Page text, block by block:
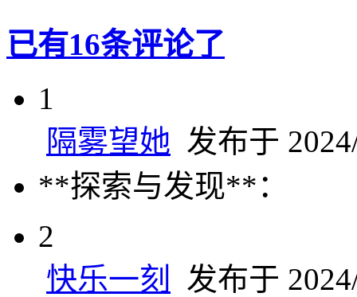
已有16条评论了
1
隔雾望她 发布于
**探索与发现**：
2
快乐一刻
发布于